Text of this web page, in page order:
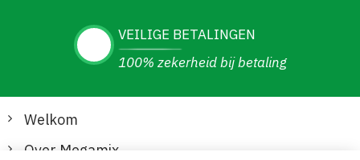
VEILIGE BETALINGEN
100% zekerheid bij betaling
Welkom
Over Megamix